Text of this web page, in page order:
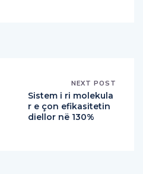
NEXT POST
Sistem i ri molekula
r e çon efikasitetin
diellor në 130%